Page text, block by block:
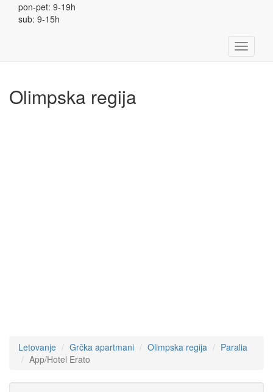
pon-pet: 9-19h
sub: 9-15h
Toggle
Olimpska regija
Letovanje Grčka apartmani Olimpska regija
Paralia
App/Hotel Erato